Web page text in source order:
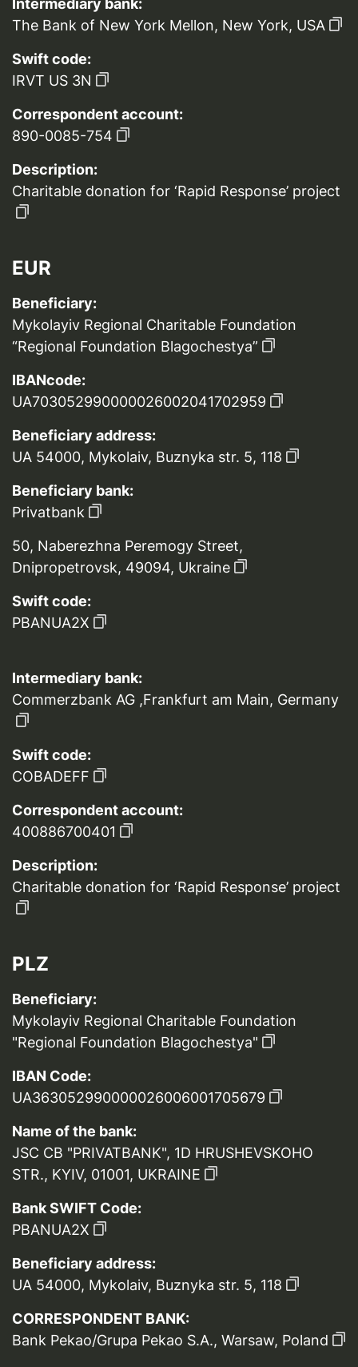
Intermediary bank:
The Bank of New York Mellon, New York, USA
Swift code:
IRVT US 3N
Correspondent account:
890-0085-754
Description:
Charitable donation for ‘Rapid Response’ project
EUR
Beneficiary:
Mykolayiv Regional Charitable Foundation
“Regional Foundation Blagochestya”
IBANcode:
UA703052990000026002041702959
Beneficiary address:
UA 54000, Mykolaiv, Buznyka str. 5, 118
Beneficiary bank:
Privatbank
50, Naberezhna Peremogy Street,
Dnipropetrovsk, 49094, Ukraine
Swift code:
PBANUA2X
Intermediary bank:
Commerzbank AG ,Frankfurt am Main, Germany
Swift code:
COBADEFF
Correspondent account:
400886700401
Description:
Charitable donation for ‘Rapid Response’ project
PLZ
Beneficiary:
Mykolayiv Regional Charitable Foundation
"Regional Foundation Blagochestya"
IBAN Code:
UA363052990000026006001705679
Name of the bank:
JSC CB "PRIVATBANK", 1D HRUSHEVSKOHO
STR., KYIV, 01001, UKRAINE
Bank SWIFT Code:
PBANUA2X
Beneficiary address:
UA 54000, Mykolaiv, Buznyka str. 5, 118
CORRESPONDENT BANK:
Bank Pekao/Grupa Pekao S.A., Warsaw, Poland